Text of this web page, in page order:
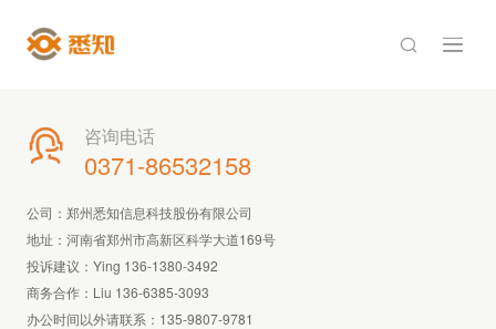

 咨询电话
0371-86532158
公司：郑州悉知信息科技股份有限公司
地址：河南省郑州市高新区科学大道169号
投诉建议：Ying 136-1380-3492
商务合作：Liu 136-6385-3093
办公时间以外请联系： 135-9807-9781